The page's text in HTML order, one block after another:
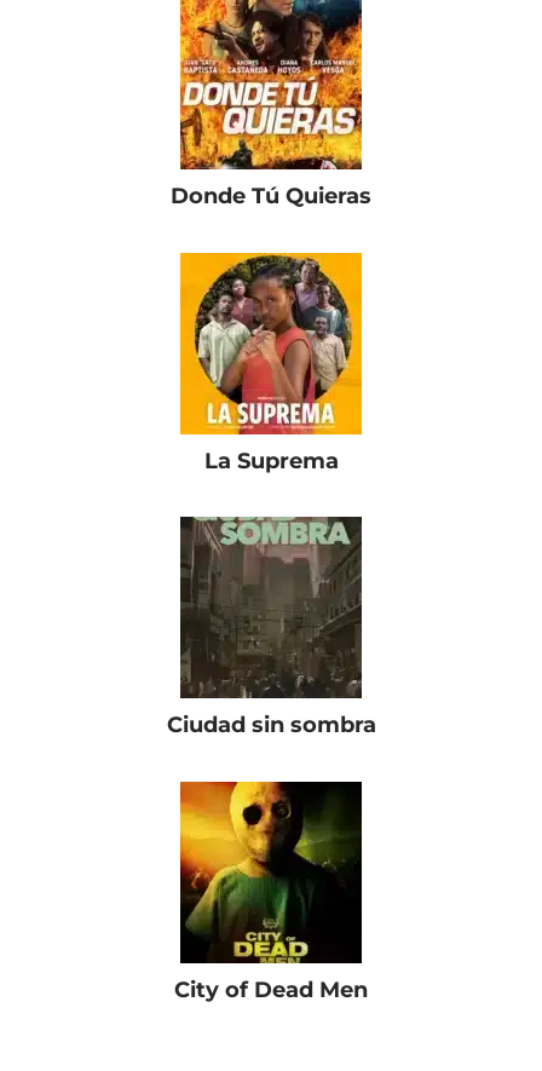
Donde Tú Quieras
La Suprema
Ciudad sin sombra
City of Dead Men